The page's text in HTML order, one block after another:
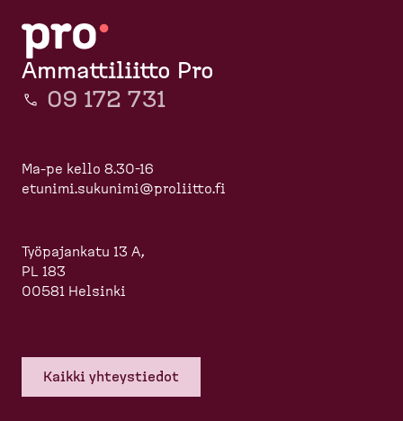
Ammattiliitto Pro
09 172 731
Ma-pe kello 8.30-16
etunimi.sukunimi@proliitto.fi
Työpajankatu 13 A,
PL 183
00581 Helsinki
Kaikki yhteys­tiedot